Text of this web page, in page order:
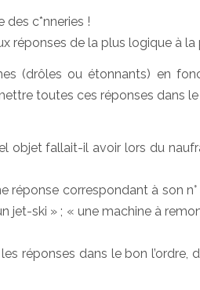
des c*nneries !
réponses de la plus logique à
(drôles ou étonnants) en
toutes ces réponses dans
objet fallait-il avoir lors du
réponse correspondant à son
jet-ski » ; « une machine à
réponses dans le bon l’ordre,